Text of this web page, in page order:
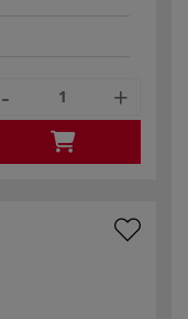
- +